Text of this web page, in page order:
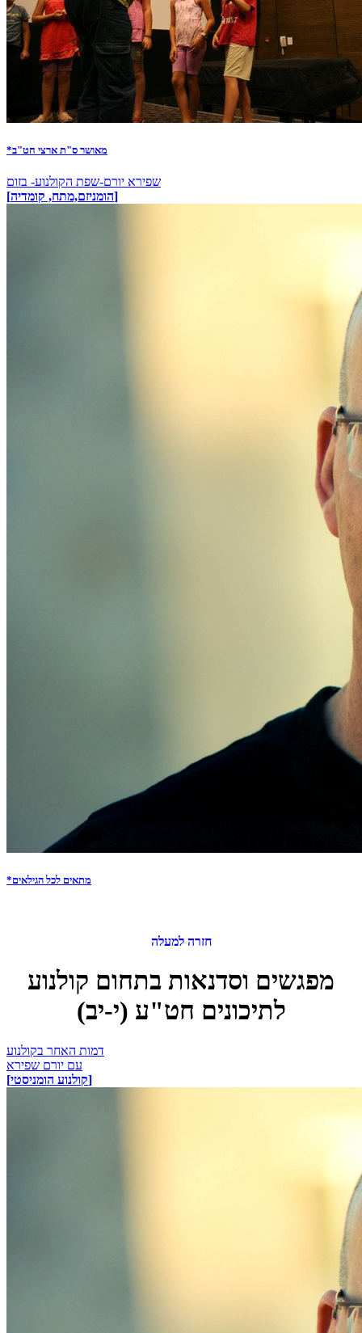
*מאושר ס"ת ארצי חט"ב
שפירא יורם-שפת הקולנוע- בזום
[הומניזם,מתח, קומדיה]
*מתאים לכל הגילאים
חזרה למעלה
מפגשים וסדנאות בתחום קולנוע
לתיכונים חט"ע (י-יב)
דמות האחר בקולנוע
עם יורם שפירא
[קולנוע הומניסטי]